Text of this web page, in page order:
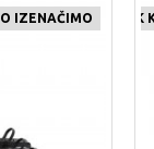
IZENAČIMO
NAJDETE IZDELEK